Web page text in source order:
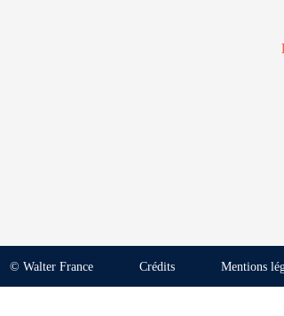
© Walter France Crédits Mentions